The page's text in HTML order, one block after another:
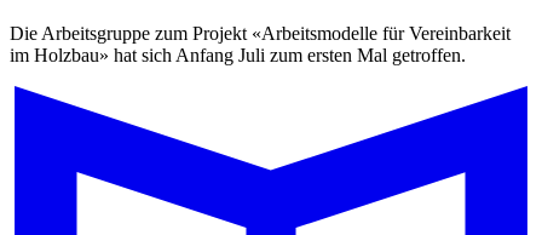
Die Arbeitsgruppe zum Projekt «Arbeitsmodelle für Vereinbarkeit
im Holzbau» hat sich Anfang Juli zum ersten Mal getroffen.